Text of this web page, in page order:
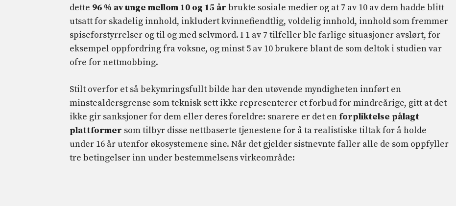
dette 96 % av unge mellom 10 og 15 år brukte sosiale medier og at 7 av 10 av dem hadde blitt
utsatt for skadelig innhold, inkludert kvinnefiendtlig, voldelig innhold, innhold som fremmer
spiseforstyrrelser og til og med selvmord. I 1 av 7 tilfeller ble farlige situasjoner avslørt, for
eksempel oppfordring fra voksne, og minst 5 av 10 brukere blant de som deltok i studien var
ofre for nettmobbing.
Stilt overfor et så bekymringsfullt bilde har den utøvende myndigheten innført en
minstealdersgrense som teknisk sett ikke representerer et forbud for mindreårige, gitt at det
ikke gir sanksjoner for dem eller deres foreldre: snarere er det en forpliktelse pålagt
plattformer som tilbyr disse nettbaserte tjenestene for å ta realistiske tiltak for å holde
under 16 år utenfor økosystemene sine. Når det gjelder sistnevnte faller alle de som oppfyller
tre betingelser inn under bestemmelsens virkeområde: